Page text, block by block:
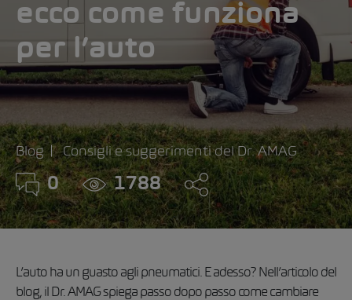
ecco come funziona
per l’auto
Blog Consigli e suggerimenti del Dr. AMAG
0 1788
L’auto ha un guasto agli pneumatici. E adesso? Nell’articolo del
blog, il Dr. AMAG spiega passo dopo passo come cambiare